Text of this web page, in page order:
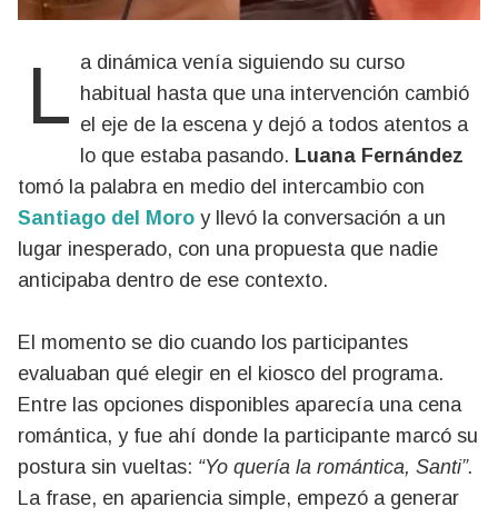
La dinámica venía siguiendo su curso habitual hasta que una intervención cambió
el eje de la escena y dejó a todos atentos a
lo que estaba pasando. Luana Fernández
tomó la palabra en medio del intercambio con
Santiago del Moro y llevó la conversación a un
lugar inesperado, con una propuesta que nadie
anticipaba dentro de ese contexto.
El momento se dio cuando los participantes
evaluaban qué elegir en el kiosco del programa.
Entre las opciones disponibles aparecía una cena
romántica, y fue ahí donde la participante marcó su
postura sin vueltas: “Yo quería la romántica, Santi”.
La frase, en apariencia simple, empezó a generar